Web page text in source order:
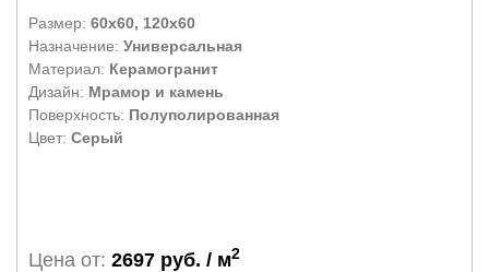
Размер: 60x60, 120x60
Назначение: Универсальная
Материал: Керамогранит
Дизайн: Мрамор и камень
Поверхность: Полуполированная
Цвет: Серый
Цена от: 2697 руб. / м2